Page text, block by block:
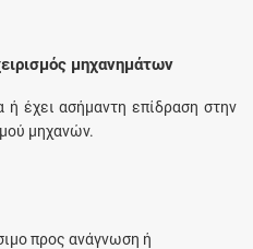
μηχανημάτων
ή έχει ασήμαντη επίδραση στην
μηχανών.
προς ανάγνωση ή